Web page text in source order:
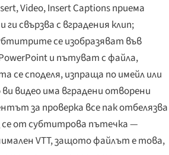
Video, Insert Captions приема
ги свързва с вградения клип;
се изобразяват във
и пътуват с файла,
се споделя, изпраща по имейл или
видео има вградени отворени
за проверка все пак отбелязва
от субтитрова пътечка —
VTT, защото файлът е това,